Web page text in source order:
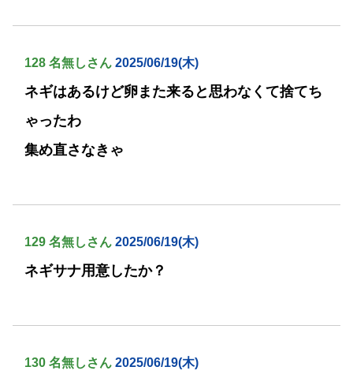
128 名無しさん 2025/06/19(木)
ネギはあるけど卵また来ると思わなくて捨てち
ゃったわ
集め直さなきゃ
129 名無しさん 2025/06/19(木)
ネギサナ用意したか？
130 名無しさん 2025/06/19(木)